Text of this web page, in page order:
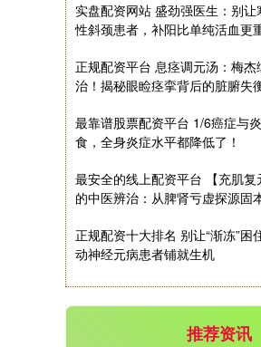
深证成指 14311.01
沪深300 4694.44
实盘配资网站 盛劲强医生：别
性斜颈患者，补阳比单纯活血更
正规配资平台 息痉调元汤：梅
治！揭秘眼睑痉挛背后的脏腑失
最靠谱股票配资平台 1/6癌症与
食，全身炎症水平都降低了！
最安全的线上配资平台 【充肌复
的中医辨治：从脾肾亏虚探源固
正规配资十大排名 别让“渐冻”困
动神经元病患者铺就生机
推荐资讯